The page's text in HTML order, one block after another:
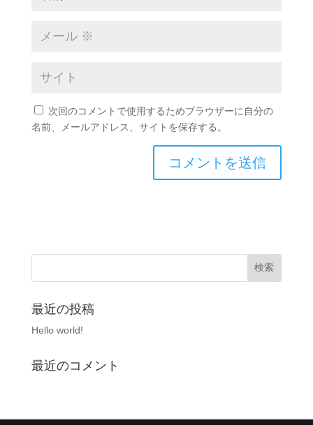
次回のコメントで使用するためブラウザーに自分の
名前、メールアドレス、サイトを保存する。
最近の投稿
Hello world!
最近のコメント